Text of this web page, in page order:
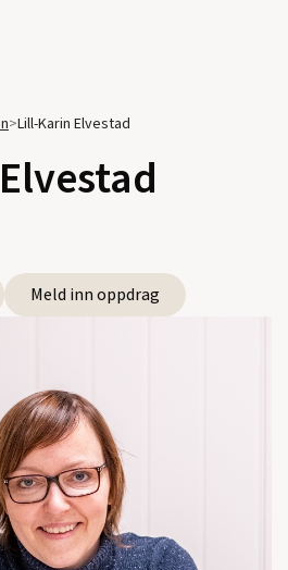
>Lill-Karin Elvestad
Meld inn oppdrag